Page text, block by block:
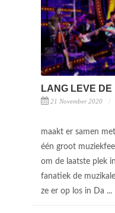
LANG LEVE
21 November 2020
maakt er samen
één groot
om de laatste plek
fanatiek de
ze er op los in Da ...